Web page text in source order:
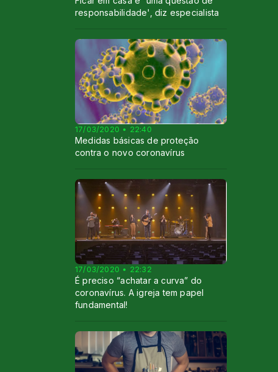
responsabilidade', diz especialista
17/03/2020 • 22:40
Medidas básicas de proteção
contra o novo coronavírus
17/03/2020 • 22:32
É preciso “achatar a curva” do
coronavírus. A igreja tem papel
fundamental!